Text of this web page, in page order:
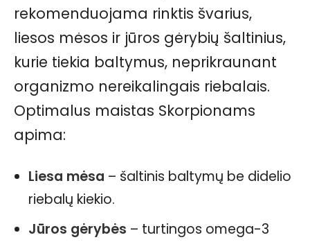
rekomenduojama rinktis švarius,
liesos mėsos ir jūros gėrybių šaltinius,
kurie tiekia baltymus, neprikraunant
organizmo nereikalingais riebalais.
Optimalus maistas Skorpionams
apima:
Liesa mėsa – šaltinis baltymų be didelio
riebalų kiekio.
Jūros gėrybės – turtingos omega-3